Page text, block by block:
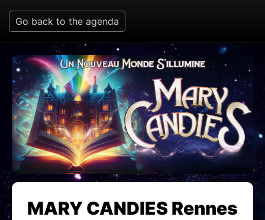
Go back to the agenda
MARY CANDIES Rennes